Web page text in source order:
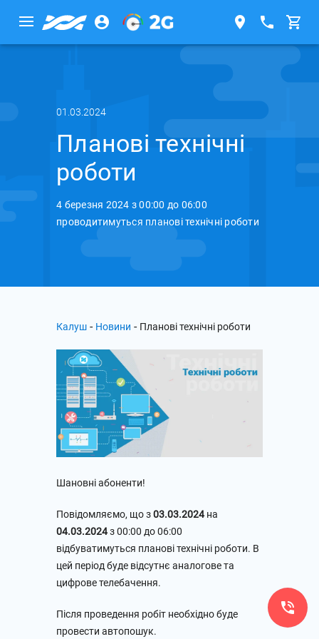
01.03.2024
Планові технічні
роботи
4 березня 2024 з 00:00 до 06:00
проводитимуться планові технічні роботи
Калуш - Новини - Планові технічні роботи
Шановні абоненти!
Повідомляємо, що з03.03.2024на
04.03.2024з 00:00 до 06:00
відбуватимуться планові технічні роботи. В
цей період буде відсутнє аналогове та
цифрове телебачення.
Після проведення робіт необхідно буде
провести автопошук.